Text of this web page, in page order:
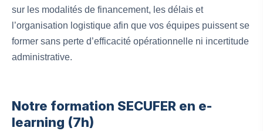
sur les modalités de financement, les délais et
l’organisation logistique afin que vos équipes puissent se
former sans perte d’efficacité opérationnelle ni incertitude
administrative.
Notre formation SECUFER en e-
learning (7h)